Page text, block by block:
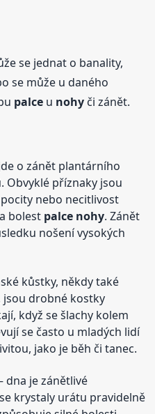
se jednat o banality,
se může u daného
palce u nohy či zánět.
o zánět plantárního
Obvyklé příznaky jsou
nebo necitlivost
bolest palce nohy. Zánět
nošení vysokých
kůstky, někdy také
jsou drobné kostky
když se šlachy kolem
se často u mladých lidí
jako je běh či tanec.
dna je zánětlivé
krystaly urátu pravidelně